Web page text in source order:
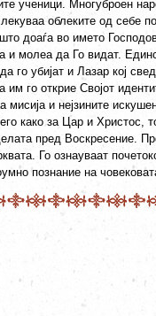
ученици. Многуброен
облеките од себе
доаѓа во името
и молеа да Го видат.
го убијат и Лазар кој
го открие Својот
мисија и нејзините
како за Цар и Христос,
пред Воскресение.
Го ознауваат
познание на